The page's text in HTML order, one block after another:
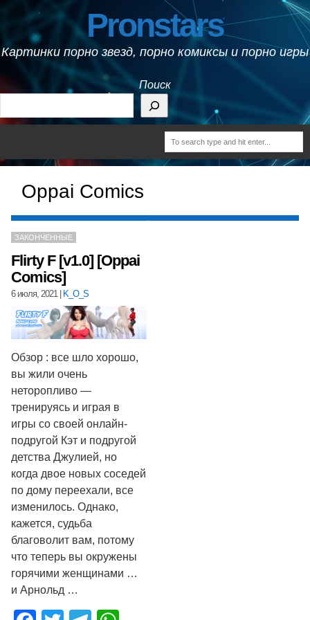
Pronstars
Картинки порно звезд, порно комиксы и порно игры
Поиск
Oppai Comics
ЗАКОНЧЕННЫЕ
Flirty F [v1.0] [Oppai
Comics]
6 июля, 2021| K_O_S
Обзор : все шло хорошо,
вы жили очень
неторопливо —
тренируясь и играя в
игры со своей онлайн-
подругой Кэт и подругой
детства Джулией, но
когда двое новых соседей
по дому переехали, все
изменилось. Однако,
кажется, судьба
благоволит вам, потому
что теперь вы окружены
горячими женщинами …
и Арнольд …